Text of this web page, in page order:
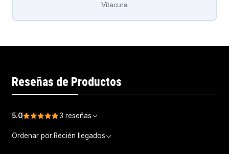
Vitacura
Reseñas de Productos
5.0 3 reseñas
Ordenar por:Recién llegados